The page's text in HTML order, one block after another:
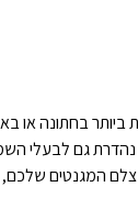
בחתונה או
גם לבעלי
המגנטים